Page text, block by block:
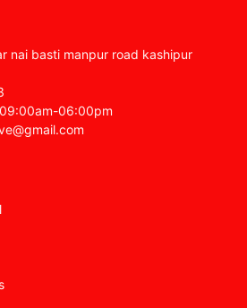
nai basti manpur road kashipur
06:00pm